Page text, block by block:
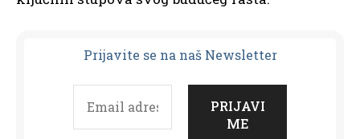
Prijavite se na naš Newsletter